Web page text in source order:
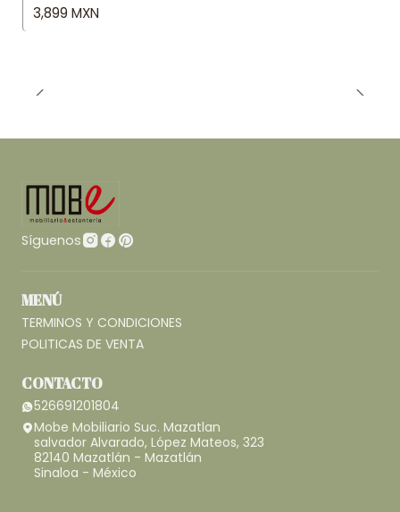
3,899 MXN
Síguenos
MENÚ
TERMINOS Y CONDICIONES
POLITICAS DE VENTA
CONTACTO
526691201804
Mobe Mobiliario Suc. Mazatlan
salvador Alvarado, López Mateos, 323
82140 Mazatlán - Mazatlán
Sinaloa - México